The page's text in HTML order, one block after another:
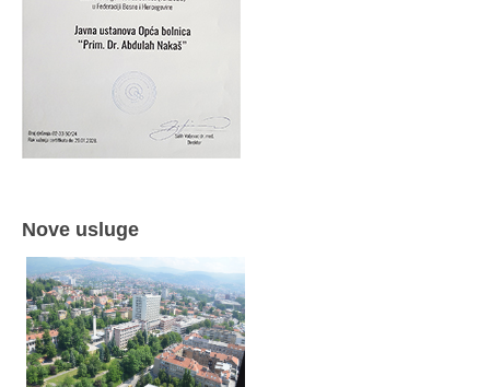
Nove usluge